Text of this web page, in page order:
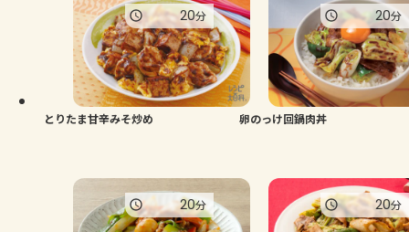
とりたま甘辛みそ炒め
20分
卵のっけ回鍋肉丼
20分
20分 20分